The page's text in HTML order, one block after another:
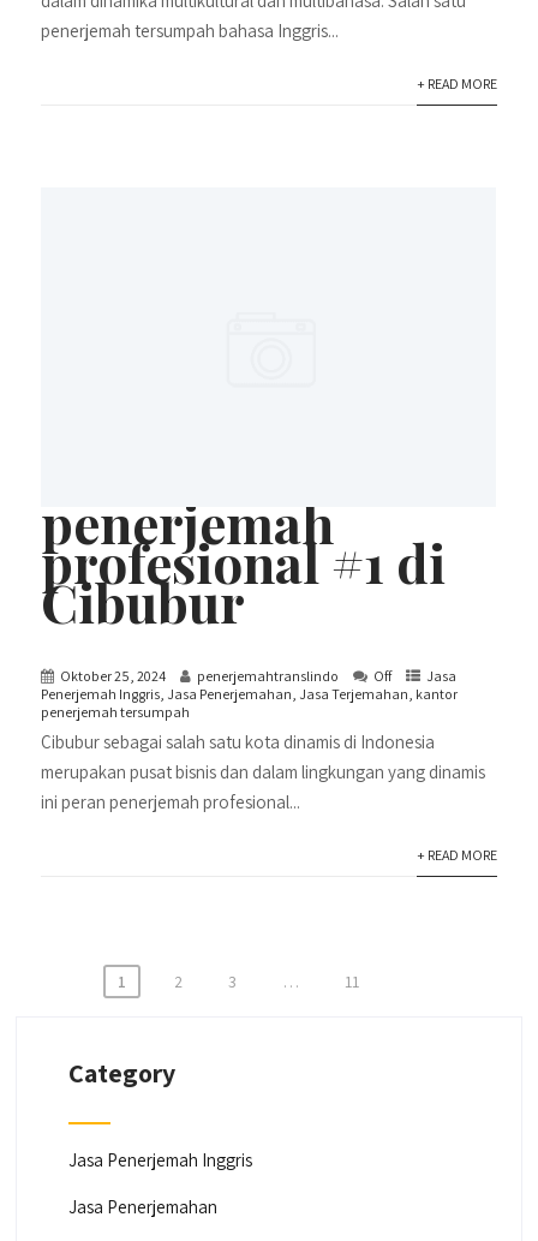
penerjemah tersumpah bahasa Inggris...
+ READ MORE
penerjemah
profesional #1 di
Cibubur
Oktober 25, 2024 penerjemahtranslindo Off
Jasa
Penerjemah Inggris, Jasa Penerjemahan, Jasa Terjemahan, kantor
penerjemah tersumpah
Cibubur sebagai salah satu kota dinamis di Indonesia
merupakan pusat bisnis dan dalam lingkungan yang dinamis
ini peran penerjemah profesional...
+ READ MORE
Paginasi
1 2 3 … 11
Category
Jasa Penerjemah Inggris
Jasa Penerjemahan